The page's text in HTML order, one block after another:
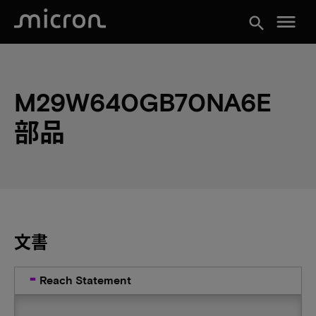
search menu
M29W640GB70NA6E
部品
文書
Reach Statement